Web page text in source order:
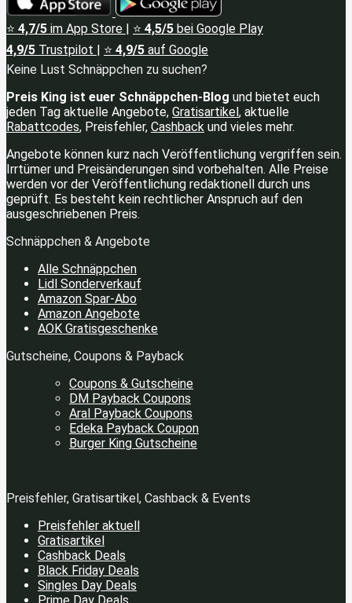
⭐ 4,7/5 im App Store ⭐ 4,5/5 bei Google Play
4,9/5 Trustpilot ⭐ 4,9/5 auf Google
Keine Lust Schnäppchen zu suchen?
Preis King ist euer Schnäppchen-Blog und bietet euch
jeden Tag aktuelle Angebote, Gratisartikel , aktuelle
Rabattcodes, Preisfehler, Cashback und vieles mehr.
Angebote können kurz nach Veröffentlichung vergriffen sein.
Irrtümer und Preisänderungen sind vorbehalten. Alle Preise
werden vor der Veröffentlichung redaktionell durch uns
geprüft. Es besteht kein rechtlicher Anspruch auf den
ausgeschriebenen Preis.
Schnäppchen & Angebote
Alle Schnäppchen
Lidl Sonderverkauf
Amazon Spar-Abo
Amazon Angebote
AOK Gratisgeschenke
Gutscheine, Coupons & Payback
Coupons & Gutscheine
DM Payback Coupons
Aral Payback Coupons
Edeka Payback Coupon
Burger King Gutscheine
Preisfehler, Gratisartikel, Cashback & Events
Preisfehler aktuell
Gratisartikel
Cashback Deals
Black Friday Deals
Singles Day Deals